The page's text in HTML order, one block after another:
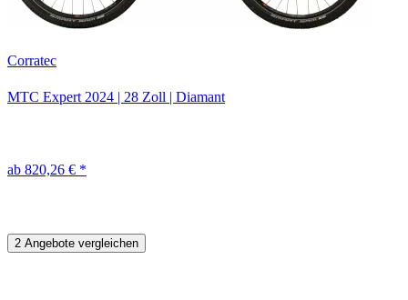
Corratec
MTC Expert 2024 | 28 Zoll | Diamant
ab 820,26 € *
2 Angebote vergleichen